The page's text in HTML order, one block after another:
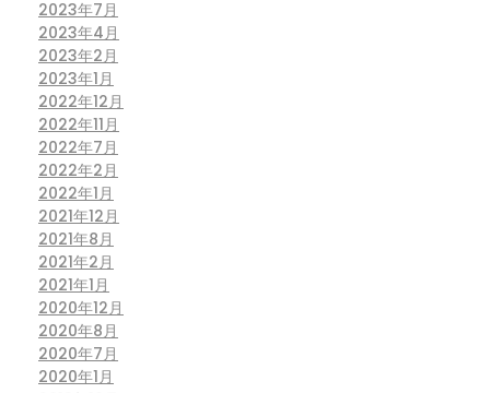
2023年7月
2023年4月
2023年2月
2023年1月
2022年12月
2022年11月
2022年7月
2022年2月
2022年1月
2021年12月
2021年8月
2021年2月
2021年1月
2020年12月
2020年8月
2020年7月
2020年1月